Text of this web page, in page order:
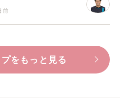
前
をもっと見る